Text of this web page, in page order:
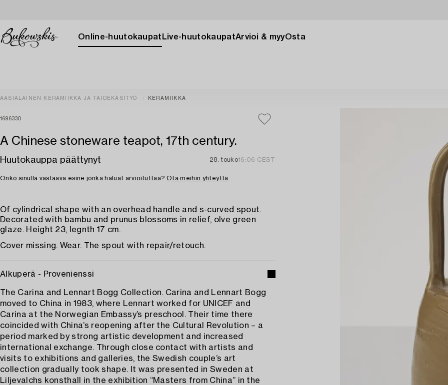
Online-huutokaupat Live-huutokaupatArvioi & myyOsta
AASIALAINEN KERAMIIKKA JA TAIDEKÄSITYÖ KERAMIIKKA
1696330
A Chinese stoneware teapot, 17th century.
Huutokauppa päättynyt 28. touko16:06 CEST
Onko sinulla vastaava esine jonka haluat arvioituttaa? Ota meihin yhteyttä
Of cylindrical shape with an overhead handle and s-curved spout.
Decorated with bambu and prunus blossoms in relief, olve green
glaze. Height 23, legnth 17 cm.
Cover missing. Wear. The spout with repair/retouch.
Alkuperä - Provenienssi
The Carina and Lennart Bogg Collection. Carina and Lennart Bogg
moved to China in 1983, where Lennart worked for UNICEF and
Carina at the Norwegian Embassy’s preschool. Their time there
coincided with China’s reopening after the Cultural Revolution – a
period marked by strong artistic development and increased
international exchange. Through close contact with artists and
visits to exhibitions and galleries, the Swedish couple’s art
collection gradually took shape. It was presented in Sweden at
Liljevalchs konsthall in the exhibition “Masters from China” in the